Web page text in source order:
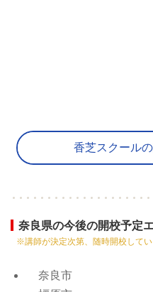
香芝スクール
奈良県の今後の開校予定
※講師が決定次第、随時開校してい
奈良市